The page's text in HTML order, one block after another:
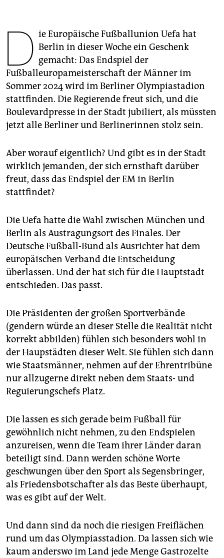
genossenschaft
epaper login
D ie Europäische Fußballunion Uefa hat
Berlin in dieser Woche ein Geschenk
gemacht: Das Endspiel der
Fußballeuropameisterschaft der Männer im
Sommer 2024 wird im Berliner Olympiastadion
stattfinden. Die Regierende freut sich, und die
Boulevardpresse in der Stadt jubiliert, als müssten
jetzt alle Berliner und Berlinerinnen stolz sein.
Aber worauf eigentlich? Und gibt es in der Stadt
wirklich jemanden, der sich ernsthaft darüber
freut, dass das Endspiel der EM in Berlin
stattfindet?
Die Uefa hatte die Wahl zwischen München und
Berlin als Austragungsort des Finales. Der
Deutsche Fußball-Bund als Ausrichter hat dem
europäischen Verband die Entscheidung
überlassen. Und der hat sich für die Hauptstadt
entschieden. Das passt.
Die Präsidenten der großen Sportverbände
(gendern würde an dieser Stelle die Realität nicht
korrekt abbilden) fühlen sich besonders wohl in
der Haupstädten dieser Welt. Sie fühlen sich dann
wie Staatsmänner, nehmen auf der Ehrentribüne
nur allzugerne direkt neben dem Staats- und
Reguierungschefs Platz.
Die lassen es sich gerade beim Fußball für
gewöhnlich nicht nehmen, zu den Endspielen
anzureisen, wenn die Team ihrer Länder daran
beteiligt sind. Dann werden schöne Worte
geschwungen über den Sport als Segensbringer,
als Friedensbotschafter als das Beste überhaupt,
was es gibt auf der Welt.
Und dann sind da noch die riesigen Freiflächen
rund um das Olympiasstadion. Da lassen sich wie
kaum anderswo im Land jede Menge Gastrozelte